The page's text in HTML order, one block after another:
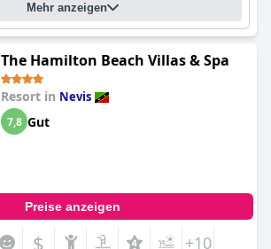
Mehr anzeigen
The Hamilton Beach Villas & Spa
Resort in Nevis
7,8 Gut
Preise anzeigen
$ +10